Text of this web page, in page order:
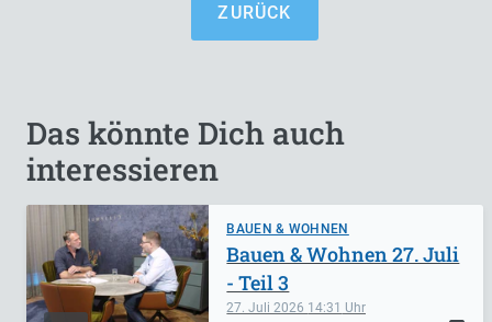
ZURÜCK
Das könnte Dich auch
interessieren
BAUEN & WOHNEN
27. Juli 2026 14:31
Bauen & Wohnen 27. Juli
- Teil 3